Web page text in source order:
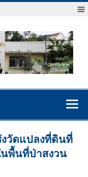
สจป.ที่ 7
อนแก่น)
วัดแปลงที่ดินที่
พื้นที่ป่าสงวน